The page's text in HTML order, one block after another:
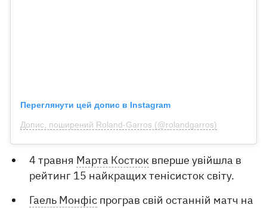
Переглянути цей допис в Instagram
Допис, поширений Roland-Garros (@rolandgarros)
4 травня Марта Костюк вперше увійшла в
рейтинг 15 найкращих тенісисток світу.
Гаель Монфіс програв свій останній матч на